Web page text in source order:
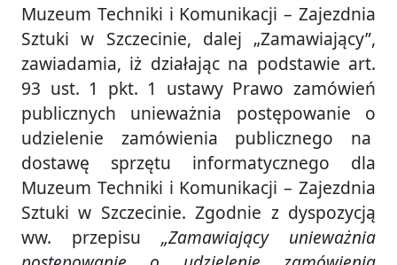
Muzeum Techniki i Komunikacji – Zajezdnia
Sztuki w Szczecinie, dalej „Zamawiający”,
zawiadamia, iż działając na podstawie art.
93 ust. 1 pkt. 1 ustawy Prawo zamówień
publicznych unieważnia postępowanie o
udzielenie zamówienia publicznego na
dostawę sprzętu informatycznego dla
Muzeum Techniki i Komunikacji – Zajezdnia
Sztuki w Szczecinie. Zgodnie z dyspozycją
ww. przepisu „Zamawiający unieważnia